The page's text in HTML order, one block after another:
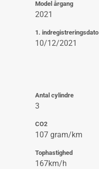
Model årgang
2021
1. indregistreringsdato
10/12/2021
Antal cylindre
3
CO2
107 gram/km
Tophastighed
167km/h